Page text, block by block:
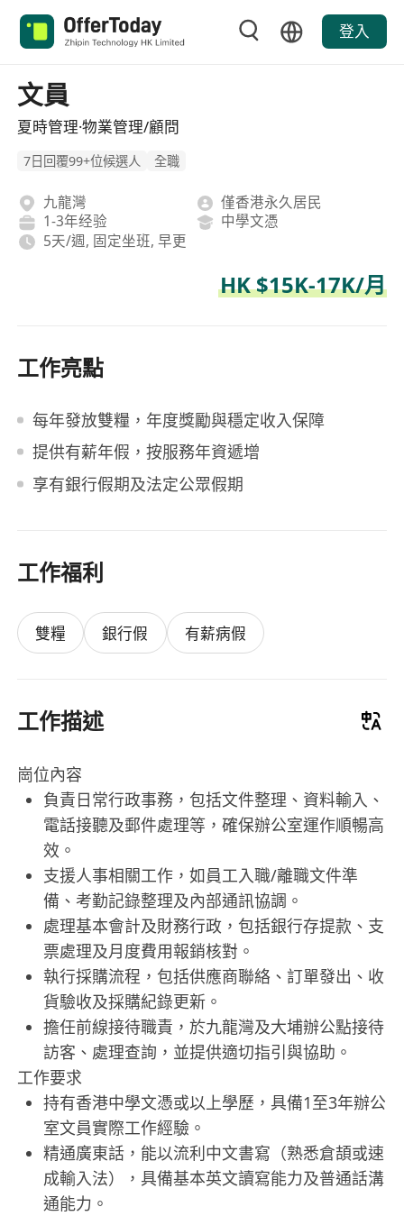
登入
文員
夏時管理·物業管理/顧問
7日回覆99+位候選人 全職
九龍灣
僅香港永久居民
1-3年经验
中學文憑
5天/週, 固定坐班, 早更
HK $15K-17K/月
工作亮點
每年發放雙糧，年度獎勵與穩定收入保障
提供有薪年假，按服務年資遞增
享有銀行假期及法定公眾假期
工作福利
雙糧 銀行假 有薪病假
工作描述
崗位內容
負責日常行政事務，包括文件整理、資料輸入、
電話接聽及郵件處理等，確保辦公室運作順暢高
效。
支援人事相關工作，如員工入職/離職文件準
備、考勤記錄整理及內部通訊協調。
處理基本會計及財務行政，包括銀行存提款、支
票處理及月度費用報銷核對。
執行採購流程，包括供應商聯絡、訂單發出、收
貨驗收及採購紀錄更新。
擔任前線接待職責，於九龍灣及大埔辦公點接待
訪客、處理查詢，並提供適切指引與協助。
工作要求
持有香港中學文憑或以上學歷，具備1至3年辦公
室文員實際工作經驗。
精通廣東話，能以流利中文書寫（熟悉倉頡或速
成輸入法），具備基本英文讀寫能力及普通話溝
通能力。